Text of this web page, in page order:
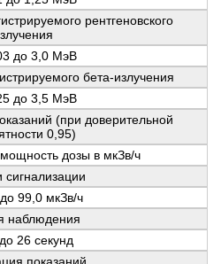
рентгеновского
до 3,0 МэВ
бета-излучения
до 3,5 МэВ
(при доверительной
0,95)
дозы в мкЗв/ч
сигнализации
99,0 мкЗв/ч
наблюдения
26 секунд
показаний